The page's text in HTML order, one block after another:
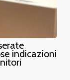
indicazioni